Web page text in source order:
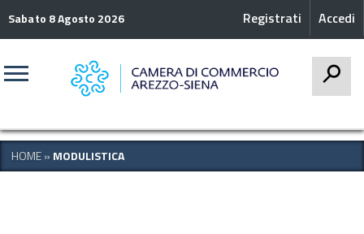
Sabato 8 Agosto 2026 Accedi
Registrati
HOME» MODULISTICA